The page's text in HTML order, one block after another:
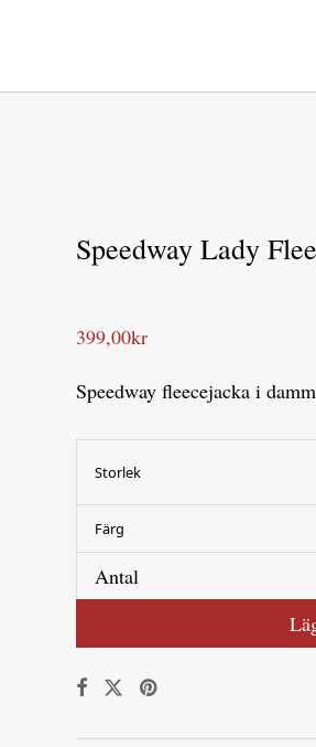
Speedway Lady
399,00kr
Speedway fleecejacka i
Storlek
Färg
Antal